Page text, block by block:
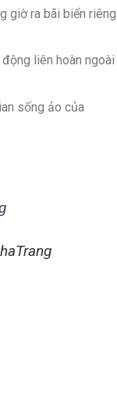
giờ ra bãi biển riêng
liên hoàn ngoài
sống ảo của